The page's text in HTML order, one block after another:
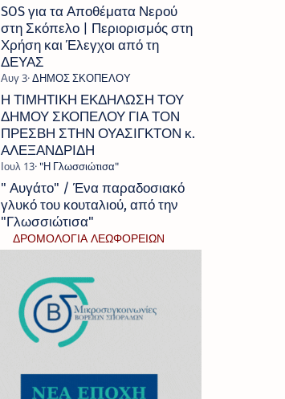
SOS για τα Αποθέματα Νερού
στη Σκόπελο | Περιορισμός στη
Χρήση και Έλεγχοι από τη
ΔΕΥΑΣ
Η ΤΙΜΗΤΙΚΗ ΕΚΔΗΛΩΣΗ ΤΟΥ
ΔΗΜΟΥ ΣΚΟΠΕΛΟΥ ΓΙΑ ΤΟΝ
ΠΡΕΣΒΗ ΣΤΗΝ ΟΥΑΣΙΓΚΤΟΝ κ.
ΑΛΕΞΑΝΔΡΙΔΗ
" Αυγάτο" / Ένα παραδοσιακό
γλυκό του κουταλιού, από την
"Γλωσσιώτισα"
ΔΡΟΜΟΛΟΓΙΑ ΛΕΩΦΟΡΕΙΩΝ